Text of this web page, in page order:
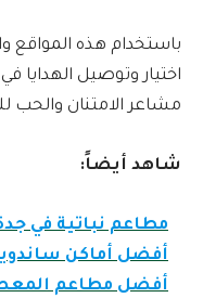
باستخدام هذه المواقع
اختيار وتوصيل
مشاعر الامتنان والحب
شاهد أيضاً:
مطاعم نباتية في
أفضل أماكن
أفضل مطاعم